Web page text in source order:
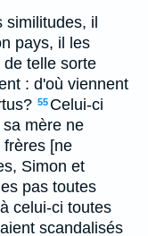
il
pays, il les
telle sorte
: d'où viennent
55 Celui-ci
mère ne
frères [ne
Simon et
pas toutes
celui-ci toutes
scandalisés